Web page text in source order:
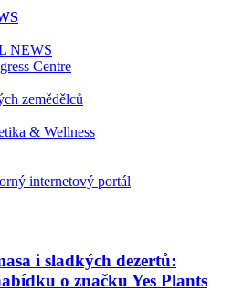
NEWS
i sladkých dezertů:
o značku Yes Plants